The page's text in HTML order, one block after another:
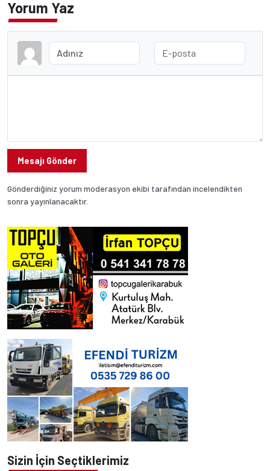
Yorum Yaz
Mesajı Gönder
Gönderdiğiniz yorum moderasyon ekibi tarafından incelendikten
sonra yayınlanacaktır.
Sizin İçin Seçtiklerimiz